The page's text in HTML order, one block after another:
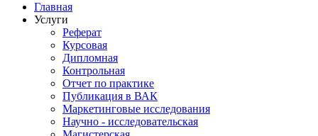
Главная
Услуги
Реферат
Курсовая
Дипломная
Контрольная
Отчет по практике
Публикация в ВАК
Маркетинговые исследования
Научно - исследовательская